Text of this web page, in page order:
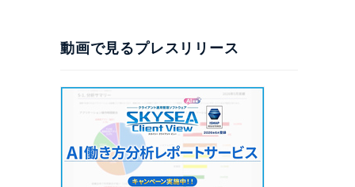
動画で見るプレスリリース